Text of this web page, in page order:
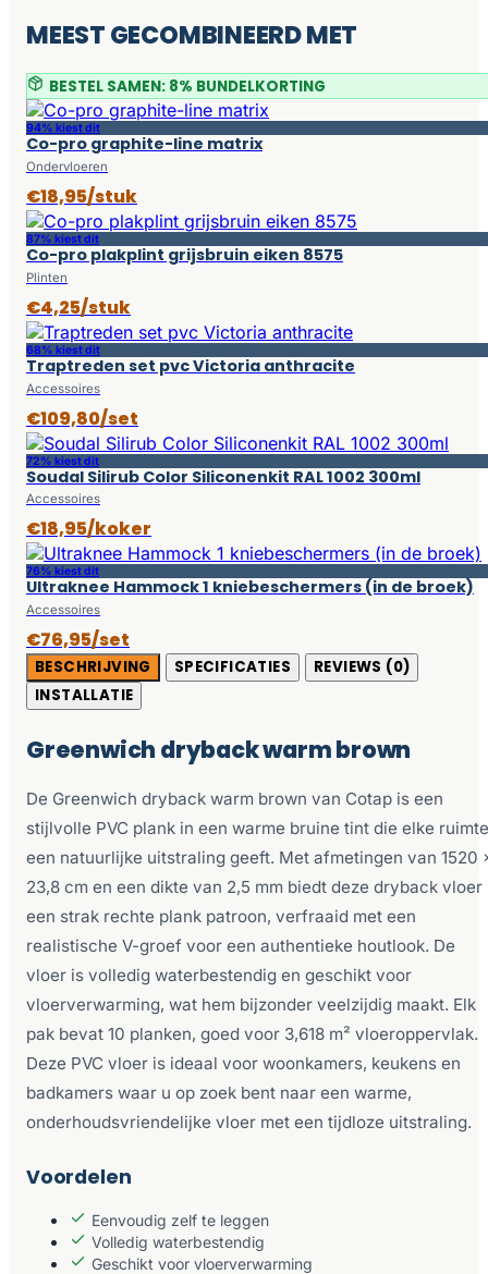
MEEST GECOMBINEERD MET
BESTEL SAMEN: 8% BUNDELKORTING
94% kiest dit
Co-pro graphite-line matrix
Ondervloeren
€18,95/stuk
87% kiest dit
Co-pro plakplint grijsbruin eiken 8575
Plinten
€4,25/stuk
68% kiest dit
Traptreden set pvc Victoria anthracite
Accessoires
€109,80/set
72% kiest dit
Soudal Silirub Color Siliconenkit RAL 1002 300ml
Accessoires
€18,95/koker
76% kiest dit
Ultraknee Hammock 1 kniebeschermers (in de broek)
Accessoires
€76,95/set
BESCHRIJVING SPECIFICATIES
REVIEWS (0)
INSTALLATIE
Greenwich dryback warm brown
De Greenwich dryback warm brown van Cotap is een
stijlvolle PVC plank in een warme bruine tint die elke ruimte
een natuurlijke uitstraling geeft. Met afmetingen van 1520
23,8 cm en een dikte van 2,5 mm biedt deze dryback vloer
een strak rechte plank patroon, verfraaid met een
realistische V-groef voor een authentieke houtlook. De
vloer is volledig waterbestendig en geschikt voor
vloerverwarming, wat hem bijzonder veelzijdig maakt. Elk
pak bevat 10 planken, goed voor 3,618 m² vloeroppervlak.
Deze PVC vloer is ideaal voor woonkamers, keukens en
badkamers waar u op zoek bent naar een warme,
onderhoudsvriendelijke vloer met een tijdloze uitstraling.
Voordelen
Eenvoudig zelf te leggen
Volledig waterbestendig
Geschikt voor vloerverwarming